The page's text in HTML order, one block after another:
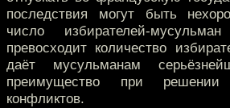
последствия могут быть
число избирателей-
превосходит количество
даёт мусульманам
преимущество при решении
конфликтов.